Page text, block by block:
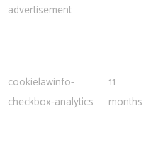
advertisement
cookielawinfo-
checkbox-analytics
11
months